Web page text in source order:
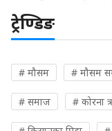
ट्रेण्डिङ
# मौसम # मौसम
# समाज # कोरना